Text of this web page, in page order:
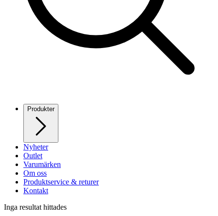
Produkter
Nyheter
Outlet
Varumärken
Om oss
Produktservice & returer
Kontakt
Inga resultat hittades